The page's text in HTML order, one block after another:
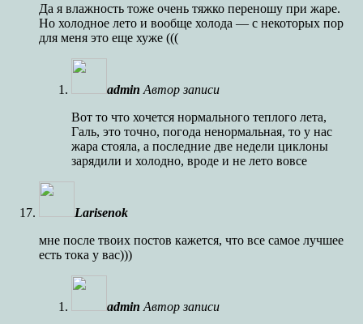
Да я влажность тоже очень тяжко переношу при жаре.
Но холодное лето и вообще холода — с некоторых пор
для меня это еще хуже (((
admin Автор записи
Вот то что хочется нормального теплого лета,
Галь, это точно, погода ненормальная, то у нас
жара стояла, а последние две недели циклоны
зарядили и холодно, вроде и не лето вовсе
Larisenok
мне после твоих постов кажется, что все самое лучшее
есть тока у вас)))
admin Автор записи